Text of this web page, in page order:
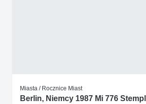
Miasta / Rocznice Miast
Berlin, Niemcy 1987 Mi 776